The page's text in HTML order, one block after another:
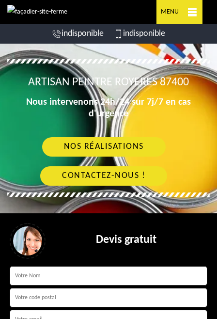
MENU
indisponible indisponible
ARTISAN PEINTRE ROYERES 87400
Nous intervenons 24h/24 sur 7j/7 en cas
d'urgence
NOS RÉALISATIONS
CONTACTEZ-NOUS !
Devis gratuit